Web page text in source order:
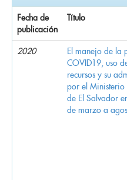
Fecha de
publicación
Título
2020
El manejo de la
COVID19, uso
recursos y su
por el Ministerio
de El Salvador
de marzo a